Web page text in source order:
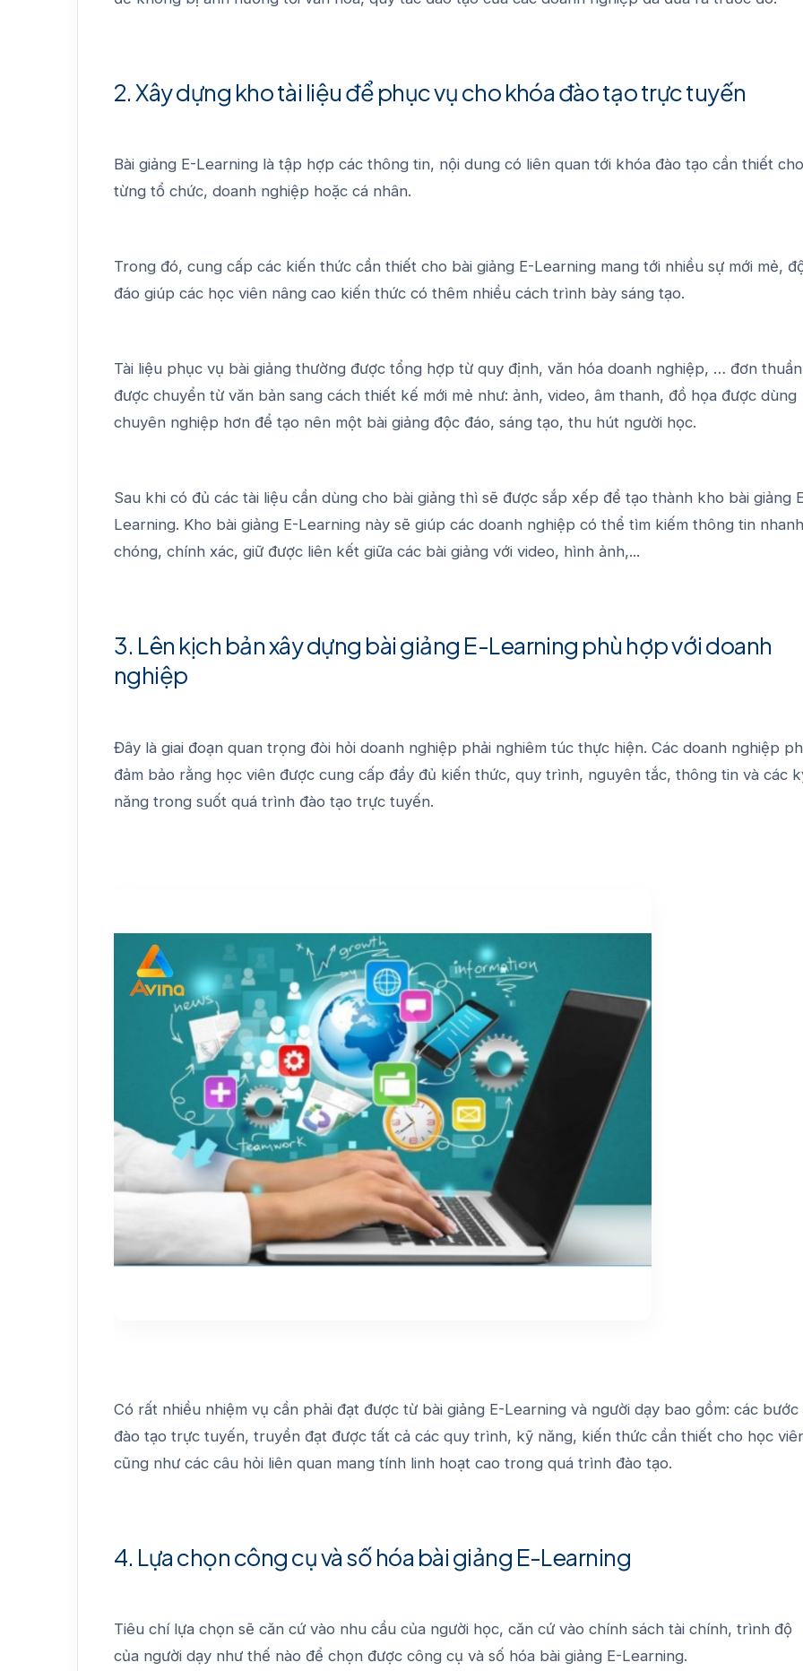
2. Xây dựng kho tài liệu để phục vụ cho khóa đào tạo trực tuyến
Bài giảng E-Learning là tập hợp các thông tin, nội dung có liên quan tới khóa đào tạo cần thiết cho
từng tổ chức, doanh nghiệp hoặc cá nhân.
Trong đó, cung cấp các kiến thức cần thiết cho bài giảng E-Learning mang tới nhiều sự mới mẻ,
đáo giúp các học viên nâng cao kiến thức có thêm nhiều cách trình bày sáng tạo.
Tài liệu phục vụ bài giảng thường được tổng hợp từ quy định, văn hóa doanh nghiệp, … đơn thuần
được chuyển từ văn bản sang cách thiết kế mới mẻ như: ảnh, video, âm thanh, đồ họa được dùng
chuyên nghiệp hơn để tạo nên một bài giảng độc đáo, sáng tạo, thu hút người học.
Sau khi có đủ các tài liệu cần dùng cho bài giảng thì sẽ được sắp xếp để tạo thành kho bài giảng
Learning. Kho bài giảng E-Learning này sẽ giúp các doanh nghiệp có thể tìm kiếm thông tin nhanh
chóng, chính xác, giữ được liên kết giữa các bài giảng với video, hình ảnh,...
3. Lên kịch bản xây dựng bài giảng E-Learning phù hợp với doanh
nghiệp
Đây là giai đoạn quan trọng đòi hỏi doanh nghiệp phải nghiêm túc thực hiện. Các doanh nghiệp
đảm bảo rằng học viên được cung cấp đầy đủ kiến thức, quy trình, nguyên tắc, thông tin và các
năng trong suốt quá trình đào tạo trực tuyến.
Có rất nhiều nhiệm vụ cần phải đạt được từ bài giảng E-Learning và người dạy bao gồm: các bước
đào tạo trực tuyến, truyền đạt được tất cả các quy trình, kỹ năng, kiến thức cần thiết cho học
cũng như các câu hỏi liên quan mang tính linh hoạt cao trong quá trình đào tạo.
4. Lựa chọn công cụ và số hóa bài giảng E-Learning
Tiêu chí lựa chọn sẽ căn cứ vào nhu cầu của người học, căn cứ vào chính sách tài chính, trình độ
của người dạy như thế nào để chọn được công cụ và số hóa bài giảng E-Learning.